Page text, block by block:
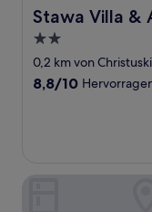
Stawa Villa &
Stawa Villa &
2.0-
Sterne-
Unterkunft
0,2 km von
8.8
8,8/10